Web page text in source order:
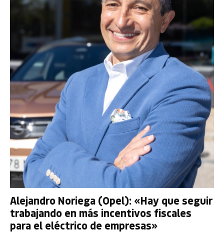
Alejandro Noriega (Opel): «Hay que seguir
trabajando en más incentivos fiscales
para el eléctrico de empresas»